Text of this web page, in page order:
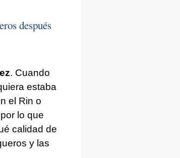
después
. Cuando
estaba
el Rin o
lo que
calidad de
y las